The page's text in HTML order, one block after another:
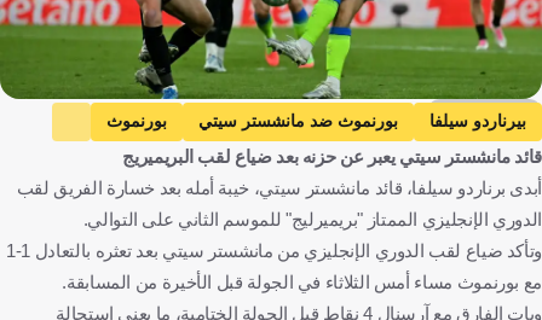
Getty Images
بيرناردو سيلفا بورنموث ضد مانشستر سيتي
بورنموث
مانشستر سيتي
الدوري الإنجليزي الممتاز
كريستال بالاس ضد آرسنال
كريستال بالاس
آرسنال
بيب جوارديولا
البرتغال إنجلترا إسبانيا كرة قدم
قائد مانشستر سيتي يعبر عن حزنه بعد ضياع لقب البريميريج
أبدى برناردو سيلفا، قائد مانشستر سيتي، خيبة أمله بعد خسارة الفريق لقب
الدوري الإنجليزي الممتاز "بريميرليج" للموسم الثاني على التوالي.
وتأكد ضياع لقب الدوري الإنجليزي من مانشستر سيتي بعد تعثره بالتعادل 1-1
مع بورنموث مساء أمس الثلاثاء في الجولة قبل الأخيرة من المسابقة.
وبات الفارق مع آرسنال 4 نقاط قبل الجولة الختامية، ما يعني استحالة